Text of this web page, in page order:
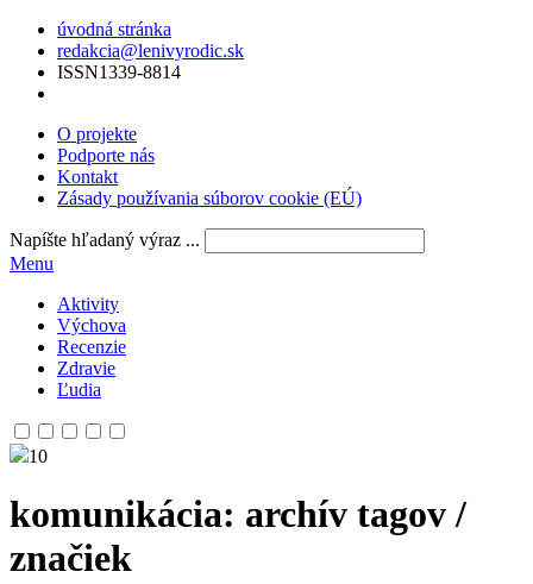
úvodná stránka
redakcia@lenivyrodic.sk
ISSN1339-8814
O projekte
Podporte nás
Kontakt
Zásady používania súborov cookie (EÚ)
Napíšte hľadaný výraz ...
Menu
Aktivity
Výchova
Recenzie
Zdravie
Ľudia
10
komunikácia: archív tagov /
značiek